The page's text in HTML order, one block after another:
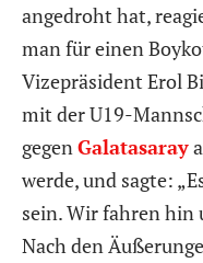
angedroht hat,
man für einen
Vizepräsident Erol
mit der U19-
gegen Galatasaray
werde, und sagte:
sein. Wir fahren hin
Nach den